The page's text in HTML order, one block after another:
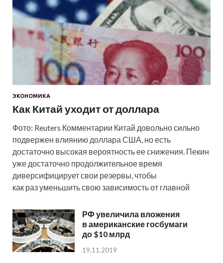
ЭКОНОМИКА
Как Китай уходит от доллара
Фото: Reuters Комментарии Китай довольно сильно
подвержен влиянию доллара США, но есть
достаточно высокая вероятность ее снижения. Пекин
уже достаточно продолжительное время
диверсифицирует свои резервы, чтобы
как раз уменьшить свою зависимость от главной
РФ увеличила вложения
в американские госбумаги
до $10 млрд
19.11.2019